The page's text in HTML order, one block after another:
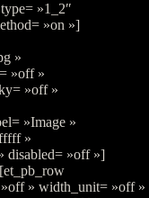
»1_2″
»on »]
»
»off »
»off »
»Image »
»
disabled= »off »]
» width_unit= »off »